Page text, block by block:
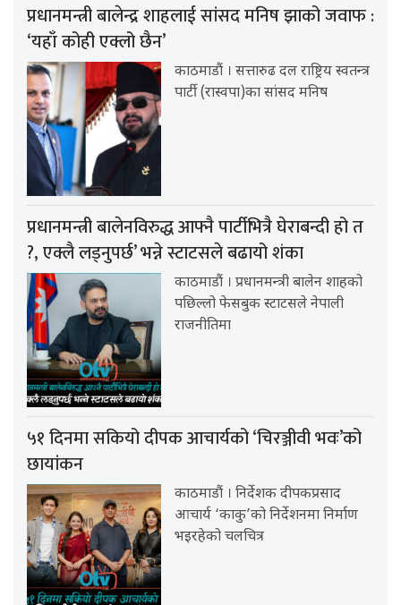
प्रधानमन्त्री बालेन्द्र शाहलाई सांसद मनिष झाको जवाफ :
‘यहाँ कोही एक्लो छैन’
काठमाडौं । सत्तारुढ दल राष्ट्रिय स्वतन्त्र
पार्टी (रास्वपा)का सांसद मनिष
प्रधानमन्त्री बालेनविरुद्ध आफ्नै पार्टीभित्रै घेराबन्दी हो त
?, एक्लै लड्नुपर्छ’ भन्ने स्टाटसले बढायो शंका
काठमाडौं । प्रधानमन्त्री बालेन शाहको
पछिल्लो फेसबुक स्टाटसले नेपाली
राजनीतिमा
५१ दिनमा सकियो दीपक आचार्यको ‘चिरञ्जीवी भवः’को
छायांकन
काठमाडौं । निर्देशक दीपकप्रसाद
आचार्य ‘काकु’को निर्देशनमा निर्माण
भइरहेको चलचित्र